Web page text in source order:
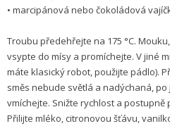
• marcipánová nebo čokoládová
Troubu předehřejte na 175 °C.
vsypte do mísy a promíchejte. V jiné
máte klasický robot, použijte pádlo).
směs nebude světlá a nadýchaná,
vmíchejte. Snižte rychlost a
Přilijte mléko, citronovou šťávu,